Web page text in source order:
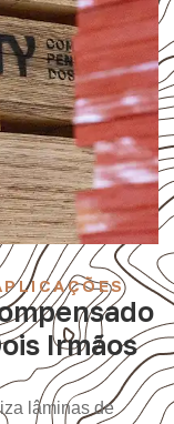
Irmãos
lâminas de